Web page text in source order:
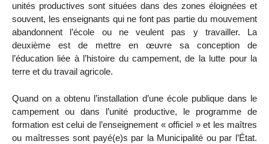
unités productives sont situées dans des zones éloignées et
souvent, les enseignants qui ne font pas partie du mouvement
abandonnent l’école ou ne veulent pas y travailler. La
deuxième est de mettre en œuvre sa conception de
l’éducation liée à l’histoire du campement, de la lutte pour la
terre et du travail agricole.
Quand on a obtenu l’installation d’une école publique dans le
campement ou dans l’unité productive, le programme de
formation est celui de l’enseignement « officiel » et les maîtres
ou maîtresses sont payé(e)s par la Municipalité ou par l’État.